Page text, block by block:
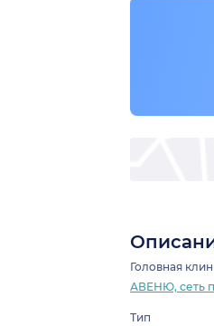
Головная
АВЕНЮ, сеть
Тип